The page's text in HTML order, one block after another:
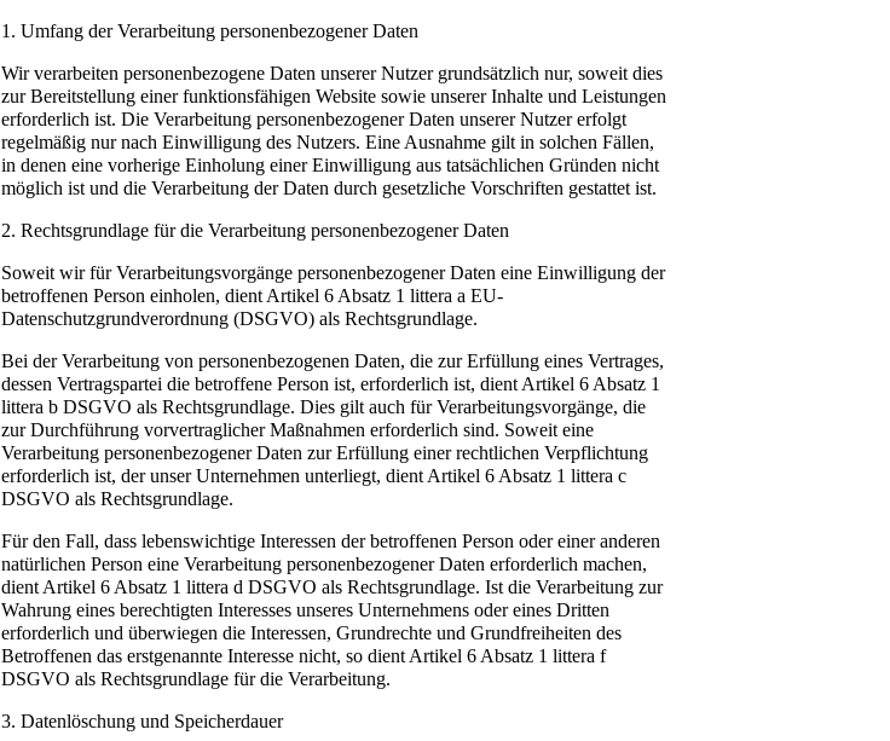
1. Umfang der Verarbeitung personenbezogener Daten
Wir verarbeiten personenbezogene Daten unserer Nutzer grundsätzlich nur, soweit dies
zur Bereitstellung einer funktionsfähigen Website sowie unserer Inhalte und Leistungen
erforderlich ist. Die Verarbeitung personenbezogener Daten unserer Nutzer erfolgt
regelmäßig nur nach Einwilligung des Nutzers. Eine Ausnahme gilt in solchen Fällen,
in denen eine vorherige Einholung einer Einwilligung aus tatsächlichen Gründen nicht
möglich ist und die Verarbeitung der Daten durch gesetzliche Vorschriften gestattet ist.
2. Rechtsgrundlage für die Verarbeitung personenbezogener Daten
Soweit wir für Verarbeitungsvorgänge personenbezogener Daten eine Einwilligung der
betroffenen Person einholen, dient Artikel 6 Absatz 1 littera a EU-
Datenschutzgrundverordnung (DSGVO) als Rechtsgrundlage.
Bei der Verarbeitung von personenbezogenen Daten, die zur Erfüllung eines Vertrages,
dessen Vertragspartei die betroffene Person ist, erforderlich ist, dient Artikel 6 Absatz 1
littera b DSGVO als Rechtsgrundlage. Dies gilt auch für Verarbeitungsvorgänge, die
zur Durchführung vorvertraglicher Maßnahmen erforderlich sind. Soweit eine
Verarbeitung personenbezogener Daten zur Erfüllung einer rechtlichen Verpflichtung
erforderlich ist, der unser Unternehmen unterliegt, dient Artikel 6 Absatz 1 littera c
DSGVO als Rechtsgrundlage.
Für den Fall, dass lebenswichtige Interessen der betroffenen Person oder einer anderen
natürlichen Person eine Verarbeitung personenbezogener Daten erforderlich machen,
dient Artikel 6 Absatz 1 littera d DSGVO als Rechtsgrundlage. Ist die Verarbeitung zur
Wahrung eines berechtigten Interesses unseres Unternehmens oder eines Dritten
erforderlich und überwiegen die Interessen, Grundrechte und Grundfreiheiten des
Betroffenen das erstgenannte Interesse nicht, so dient Artikel 6 Absatz 1 littera f
DSGVO als Rechtsgrundlage für die Verarbeitung.
3. Datenlöschung und Speicherdauer